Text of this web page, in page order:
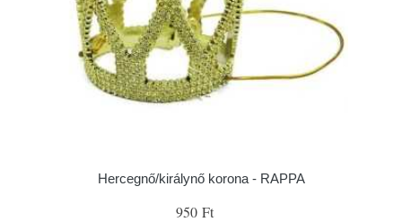
Hercegnő/királynő korona - RAPPA
950 Ft